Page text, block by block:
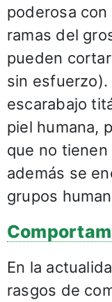
poderosa
ramas del
pueden
sin esfuerzo).
escarabajo
piel humana,
que no
además se
grupos
En la
rasgos de